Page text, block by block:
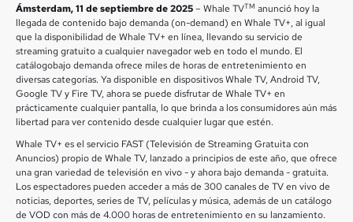
Ámsterdam, 11 de septiembre de 2025– Whale TVTM anunció hoy la
llegada de contenido bajo demanda (on-demand) en Whale TV+, al igual
que la disponibilidad de Whale TV+ en línea, llevando su servicio de
streaming gratuito a cualquier navegador web en todo el mundo. El
catálogobajo demanda ofrece miles de horas de entretenimiento en
diversas categorías. Ya disponible en dispositivos Whale TV, Android TV,
Google TV y Fire TV, ahora se puede disfrutar de Whale TV+ en
prácticamente cualquier pantalla, lo que brinda a los consumidores aún más
libertad para ver contenido desde cualquier lugar que estén.
Whale TV+ es el servicio FAST (Televisión de Streaming Gratuita con
Anuncios) propio de Whale TV, lanzado a principios de este año, que ofrece
una gran variedad de televisión en vivo - y ahora bajo demanda - gratuita.
Los espectadores pueden acceder a más de 300 canales de TV en vivo de
noticias, deportes, series de TV, películas y música, además de un catálogo
de VOD con más de 4.000 horas de entretenimiento en su lanzamiento.